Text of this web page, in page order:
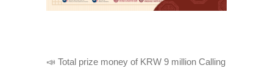
📣 Total prize money of KRW 9 million Calling